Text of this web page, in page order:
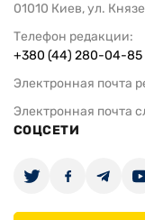
01010 Киев, ул.
Телефон редакции:
+380 (44) 280-04-85
Электронная почта
Электронная почта
СОЦСЕТИ